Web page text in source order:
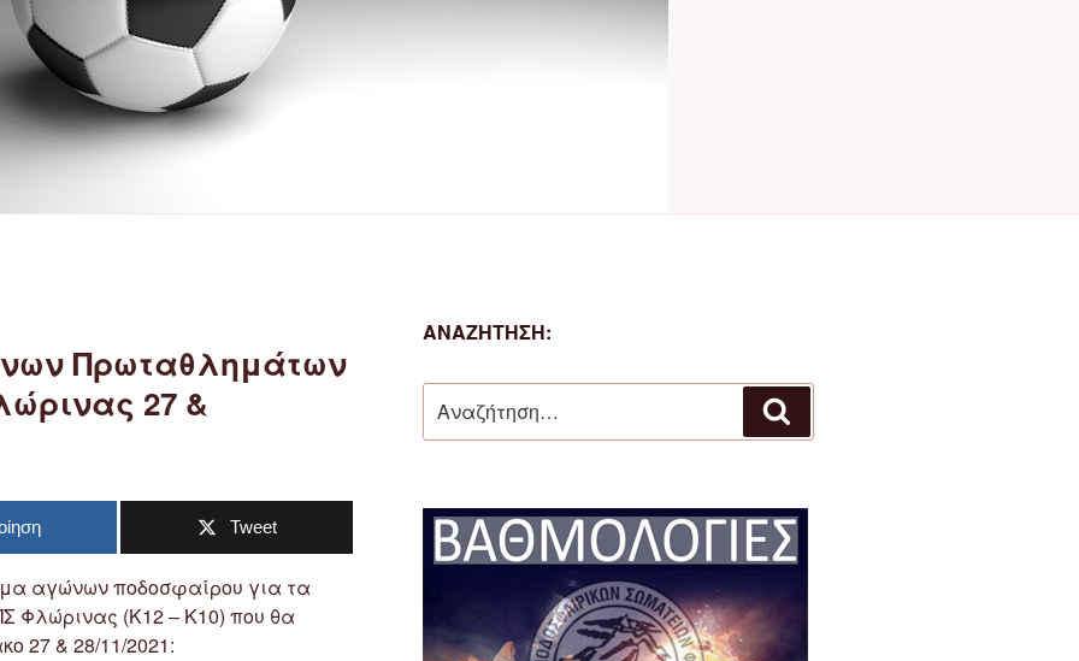
Πρωταθλημάτων
27 &
Tweet
αγώνων ποδοσφαίρου για τα
Φλώρινας (Κ12 – Κ10) που θα
27 & 28/11/2021:
ΑΝΑΖΉΤΗΣΗ:
για: